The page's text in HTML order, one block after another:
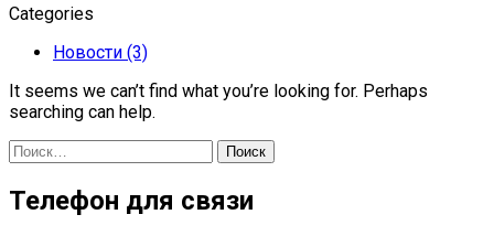
Categories
Новости (3)
It seems we can’t find what you’re looking for. Perhaps
searching can help.
Найти:
Телефон для связи